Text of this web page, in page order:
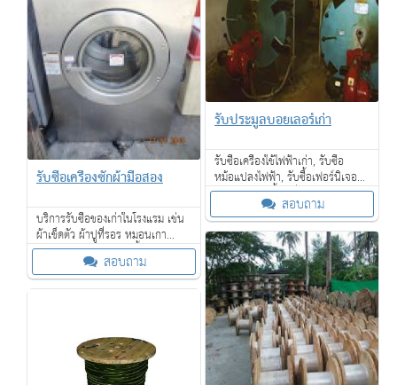
รับซื้อเครื่องซักผ้ามือสอง
บริการรับซื้อของเก่าในโรงแรม เช่น
ผ้าเช็ดตัว ผ้าปูที่รอร หมอนเกา
เฟอร์นิเจอร์ โคมไฟ กาน้ำร้อน ไดร์
เป่าผม โซฟา เตียงนอน ที่นอน และ
อื่น ๆ
สอบถาม
รับประมูลบอยเลอร์เก่า
รับซื้อเครื่องใช้ไฟฟ้าเก่า, รับซื้อ
หม้อแปลงไฟฟ้า, รับซื้อเฟอร์นิเจอร์
ไม้สักเก่า, รับซื้อเครื่องจักรเก่าขนาด
ใหญ่ และเรายังรับซื้อของเก่าใน
โรงแรม
สอบถาม